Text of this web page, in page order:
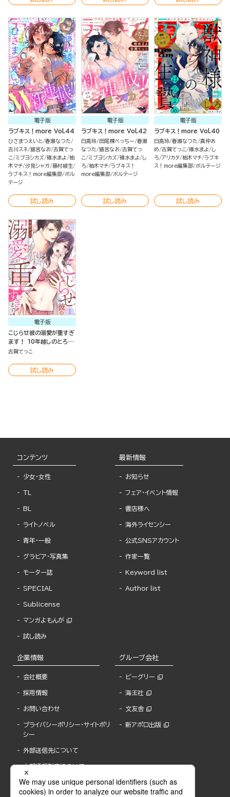
電子版
ラブキス！more Vol.44
ひさまつえいと 春瀬なつた
古川スネ 猫宮なお 古賀てっ
こ ミブヨシカズ 碓水まよ 柚
木マチ 汐見シャガ 藤村綾生
ラブキス！more編集部 ボル
テージ
試し読み
電子版
ラブキス！more Vol.42
日高玲 田尾裸べっちー 春瀬
なつた 猫宮なお 古賀てっ
こ ミブヨシカズ 碓水まよ
し
ろ 柚木マチ ラブキス！
more編集部 ボルテージ
試し読み
電子版
ラブキス！more Vol.40
日高玲 春瀬なつた 真仲あ
め 古賀てっこ 碓水まよ
し
ろ アリカタ 柚木マチ ラブキ
ス！more編集部 ボルテージ
試し読み
電子版
こじらせ彼の溺愛が重すぎ
ます！ 10年越しのとろ甘
えっち試してみる？（分冊
古賀てっこ
試し読み
コンテンツ
少女・女性
TL
BL
ライトノベル
青年・一般
グラビア・写真集
モーター誌
SPECIAL
Sublicense
マンガよもんが
試し読み
最新情報
お知らせ
フェア・イベント情報
書店様へ
海外ライセンシー
公式SNSアカウント
作家一覧
Keyword list
Author list
企業情報
会社概要
採用情報
お問い合わせ
プライバシーポリシー・サイトポリ
シー
外部送信先について
内部通報制度について
グループ会社
ビーグリー
海王社
文友舎
新アポロ出版